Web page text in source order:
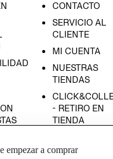
CONTACTO
SERVICIO AL
CLIENTE
MI CUENTA
NUESTRAS
TIENDAS
- RETIRO EN
TIENDA
CONDICIONES
empezar a comprar